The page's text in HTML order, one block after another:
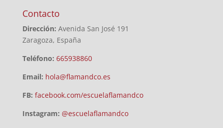
Contacto
Dirección: Avenida San José 191
Zaragoza, España
Teléfono: 665938860
Email: hola@flamandco.es
FB: facebook.com/escuelaflamandco
Instagram: @escuelaflamandco